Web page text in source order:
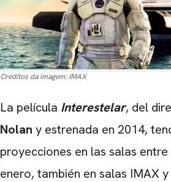
Créditos da imagem: IMAX
La película Interestelar, del
Nolan y estrenada en 2014,
proyecciones en las salas
enero, también en salas IMAX